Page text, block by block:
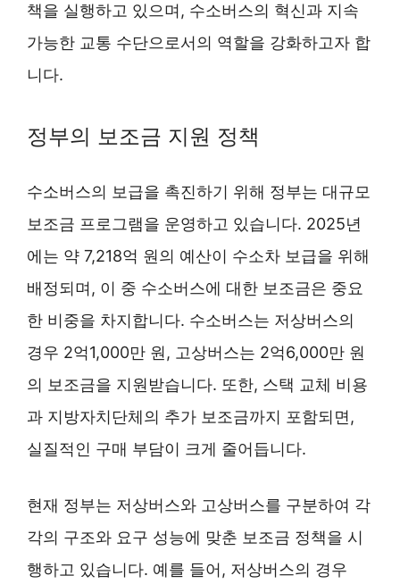
책을 실행하고 있으며, 수소버스의 혁신과 지속
가능한 교통 수단으로서의 역할을 강화하고자 합
니다.
정부의 보조금 지원 정책
수소버스의 보급을 촉진하기 위해 정부는 대규모
보조금 프로그램을 운영하고 있습니다. 2025년
에는 약 7,218억 원의 예산이 수소차 보급을 위해
배정되며, 이 중 수소버스에 대한 보조금은 중요
한 비중을 차지합니다. 수소버스는 저상버스의
경우 2억1,000만 원, 고상버스는 2억6,000만 원
의 보조금을 지원받습니다. 또한, 스택 교체 비용
과 지방자치단체의 추가 보조금까지 포함되면,
실질적인 구매 부담이 크게 줄어듭니다.
현재 정부는 저상버스와 고상버스를 구분하여 각
각의 구조와 요구 성능에 맞춘 보조금 정책을 시
행하고 있습니다. 예를 들어, 저상버스의 경우